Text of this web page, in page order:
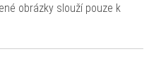
obrázky slouží pouze k